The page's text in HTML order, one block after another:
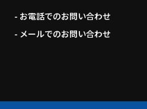
- お電話でのお問い合わせ
- メールでのお問い合わせ